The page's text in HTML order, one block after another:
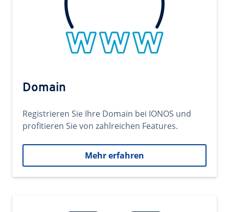
Domain
Registrieren Sie Ihre Domain bei IONOS und
profitieren Sie von zahlreichen Features.
Mehr erfahren